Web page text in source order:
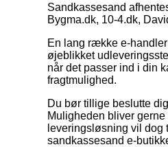
Sandkassesand
Bygma.dk, 10-4.dk,
En lang række e-
øjeblikket
når det passer ind i din
fragtmulighed.
Du bør tillige beslutte
Muligheden bliver
leveringsløsning vil
sandkassesand e-